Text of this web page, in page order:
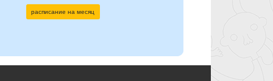
расписание на месяц